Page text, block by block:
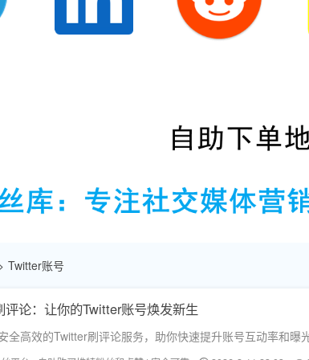
Twitter账号
评论：让你的Twitter账号焕发新生
全高效的Twitter刷评论服务，助你快速提升账号互动率和曝